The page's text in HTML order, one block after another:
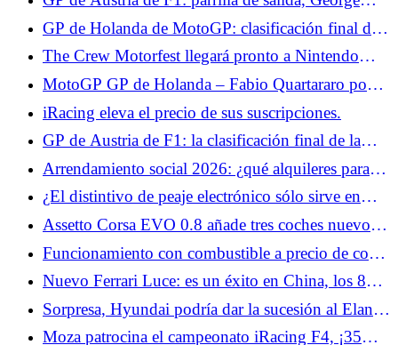
Fernández líder
Russell supera a Leclerc y Hamilton en el último
momento, Isack Hadjar octavo
GP de Holanda de MotoGP: clasificación final de
la carrera, buen puesto para Fabio Quartararo, Ai
Ogura pone fin a una larga espera para Japón
The Crew Motorfest llegará pronto a Nintendo
Switch 2.
MotoGP GP de Holanda – Fabio Quartararo pone
en perspectiva su buen resultado en carrera: “En
términos de velocidad, fue más undécimo que
octavo”
iRacing eleva el precio de sus suscripciones.
GP de Austria de F1: la clasificación final de la
carrera, Max Verstappen está muy cerca de la
victoria, Isack Hadjar a las puertas del Top 5
Arrendamiento social 2026: ¿qué alquileres para
Alfa Romeo Junior y Lancia Ypsilon?
¿El distintivo de peaje electrónico sólo sirve en
vacaciones?
Assetto Corsa EVO 0.8 añade tres coches nuevos,
Kyalami, VR y modding.
Funcionamiento con combustible a precio de coste
en E.Leclerc los días 3 y 4 de julio: buenas noticias
para los automovilistas de cara a las vacaciones
Nuevo Ferrari Luce: es un éxito en China, los 88
ejemplares previstos ya se han vendido
Sorpresa, Hyundai podría dar la sucesión al Elantra
y al i40 en Europa y reinvertir en el segmento de
Moza patrocina el campeonato iRacing F4, ¡35